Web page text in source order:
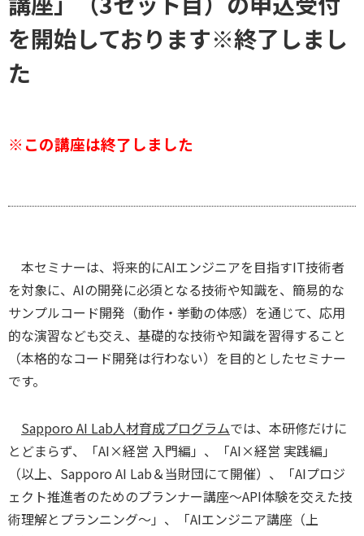
を開始しております※終了しまし
た
※この講座は終了しました
本セミナーは、将来的にAIエンジニアを目指すIT技術者
を対象に、AIの開発に必須となる技術や知識を、簡易的な
サンプルコード開発（動作・挙動の体感）を通じて、応用
的な演習なども交え、基礎的な技術や知識を習得すること
（本格的なコード開発は行わない）を目的としたセミナー
です。
Sapporo AI Lab人材育成プログラムでは、本研修だけに
とどまらず、「AI×経営 入門編」、「AI×経営 実践編」
（以上、Sapporo AI Lab＆当財団にて開催）、「AIプロジ
ェクト推進者のためのプランナー講座〜API体験を交えた技
術理解とプランニング〜」、「AIエンジニア講座（上